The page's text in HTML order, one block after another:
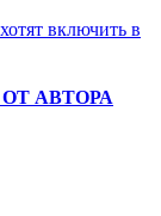
включить в
АВТОРА